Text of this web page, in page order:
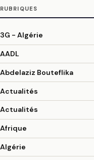
RUBRIQUES
3G - Algérie
AADL
Abdelaziz Bouteflika
Actualités
Actualités
Afrique
Algérie